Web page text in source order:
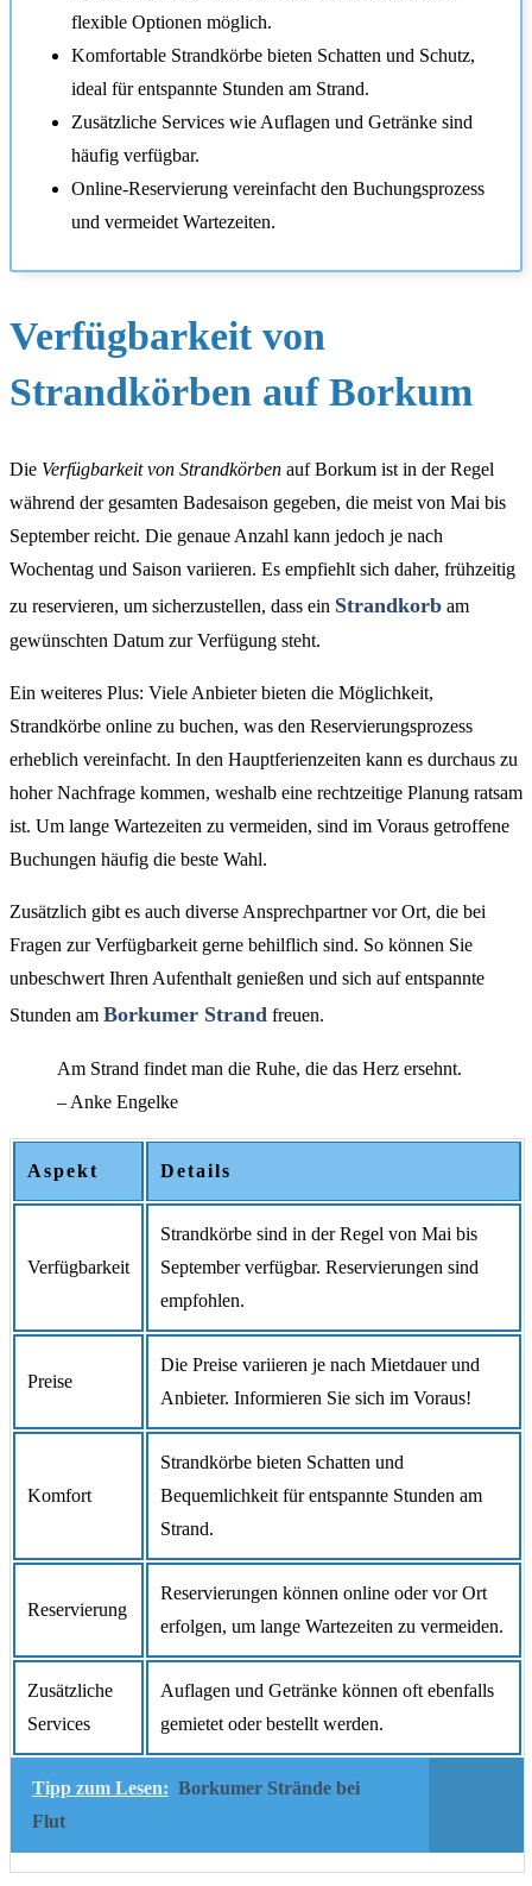
flexible Optionen möglich.
Komfortable Strandkörbe bieten Schatten und Schutz,
ideal für entspannte Stunden am Strand.
Zusätzliche Services wie Auflagen und Getränke sind
häufig verfügbar.
Online-Reservierung vereinfacht den Buchungsprozess
und vermeidet Wartezeiten.
Verfügbarkeit von
Strandkörben auf Borkum
Die Verfügbarkeit von Strandkörben auf Borkum ist in der Regel
während der gesamten Badesaison gegeben, die meist von Mai bis
September reicht. Die genaue Anzahl kann jedoch je nach
Wochentag und Saison variieren. Es empfiehlt sich daher, frühzeitig
zu reservieren, um sicherzustellen, dass ein Strandkorb am
gewünschten Datum zur Verfügung steht.
Ein weiteres Plus: Viele Anbieter bieten die Möglichkeit,
Strandkörbe online zu buchen, was den Reservierungsprozess
erheblich vereinfacht. In den Hauptferienzeiten kann es durchaus zu
hoher Nachfrage kommen, weshalb eine rechtzeitige Planung ratsam
ist. Um lange Wartezeiten zu vermeiden, sind im Voraus getroffene
Buchungen häufig die beste Wahl.
Zusätzlich gibt es auch diverse Ansprechpartner vor Ort, die bei
Fragen zur Verfügbarkeit gerne behilflich sind. So können Sie
unbeschwert Ihren Aufenthalt genießen und sich auf entspannte
Stunden am Borkumer Strand freuen.
Am Strand findet man die Ruhe, die das Herz ersehnt.
– Anke Engelke
Aspekt Details
Verfügbarkeit
Strandkörbe sind in der Regel von Mai bis
September verfügbar. Reservierungen sind
empfohlen.
Preise
Die Preise variieren je nach Mietdauer und
Anbieter. Informieren Sie sich im Voraus!
Komfort
Strandkörbe bieten Schatten und
Bequemlichkeit für entspannte Stunden am
Strand.
Reservierung
Reservierungen können online oder vor Ort
erfolgen, um lange Wartezeiten zu vermeiden.
Zusätzliche
Services
Auflagen und Getränke können oft ebenfalls
gemietet oder bestellt werden.
Tipp zum Lesen: Borkumer Strände bei
Flut